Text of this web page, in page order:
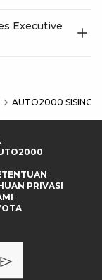
Executive
AUTO2000
PRIVASI